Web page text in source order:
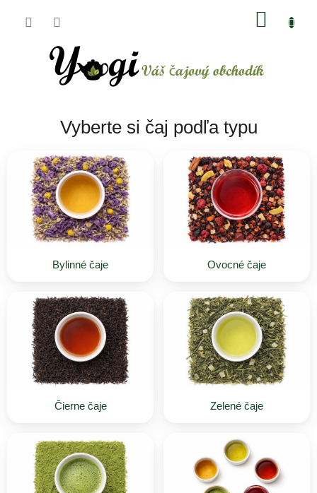
Vyberte si čaj podľa typu
Bylinné čaje Ovocné čaje
Čierne čaje Zelené čaje